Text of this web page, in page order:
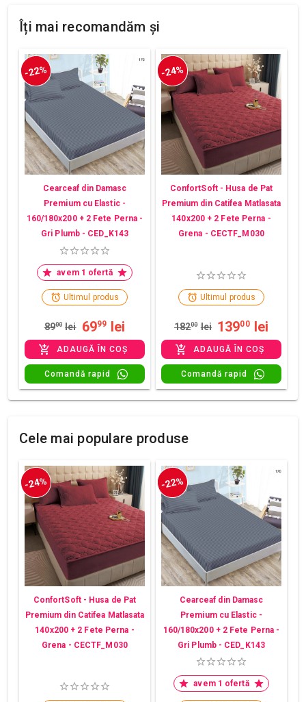
Îți mai recomandăm și
-22%
Cearceaf din Damasc
Premium cu Elastic -
160/180x200 + 2 Fete Perna -
Gri Plumb - CED_K143
avem 1 ofertă
Ultimul produs
8900 lei 6999 lei
ADAUGĂ ÎN COȘ
Comandă rapid
-24%
ConfortSoft - Husa de Pat
Premium din Catifea Matlasata
140x200 + 2 Fete Perna -
Grena - CECTF_M030
Ultimul produs
18200 lei 13900 lei
ADAUGĂ ÎN COȘ
Comandă rapid
Cele mai populare produse
-24%
ConfortSoft - Husa de Pat
Premium din Catifea Matlasata
140x200 + 2 Fete Perna -
Grena - CECTF_M030
-22%
Cearceaf din Damasc
Premium cu Elastic -
160/180x200 + 2 Fete Perna -
Gri Plumb - CED_K143
avem 1 ofertă